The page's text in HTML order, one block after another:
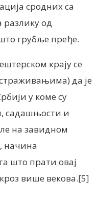
сродних са
од
грубље пређе.
крају се
да је
у коме су
садашњости и
на завидном
начина
што прати овај
више векова.[5]